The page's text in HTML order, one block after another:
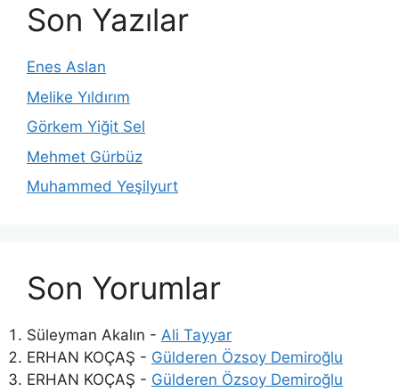
Son Yazılar
Enes Aslan
Melike Yıldırım
Görkem Yiğit Sel
Mehmet Gürbüz
Muhammed Yeşilyurt
Son Yorumlar
Süleyman Akalın - Ali Tayyar
ERHAN KOÇAŞ - Gülderen Özsoy Demiroğlu
ERHAN KOÇAŞ - Gülderen Özsoy Demiroğlu